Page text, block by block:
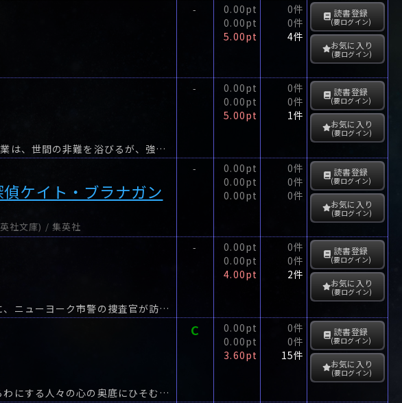
-
0.00pt
0.00pt
5.00pt
0件
0件
4件
読書登録
(要ログイン)
お気に入り
(要ログイン)
六十七歳の女性が欠陥洗濯機により感電死し、製造元のK電機工業は、世間の非難を浴びるが、強硬な姿勢を崩さなかった。
-
0.00pt
0.00pt
5.00pt
0件
0件
1件
読書登録
(要ログイン)
お気に入り
(要ログイン)
ケイト・ブラナガン
社文庫) / 集英社
-
0.00pt
0.00pt
0.00pt
0件
0件
0件
読書登録
(要ログイン)
お気に入り
(要ログイン)
一夜にしてスターの座についた竜崎晶を祝う伊集院大介のもとに、ニューヨーク市警の捜査官が訪れた。
-
0.00pt
0.00pt
4.00pt
0件
0件
2件
読書登録
(要ログイン)
お気に入り
(要ログイン)
春の午後、ひとりの主婦が惨殺された。難航する犯人捜査があらわにする人々の心の奥底にひそむ哀しみと、悦び。
C
0.00pt
0.00pt
3.60pt
0件
0件
15件
読書登録
(要ログイン)
お気に入り
(要ログイン)